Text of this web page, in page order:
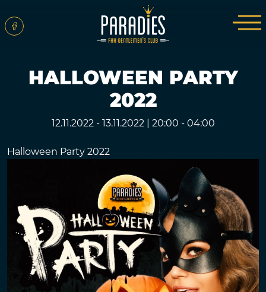
HALLOWEEN PARTY
2022
12.11.2022 - 13.11.2022 20:00 - 04:00
Halloween Party 2022